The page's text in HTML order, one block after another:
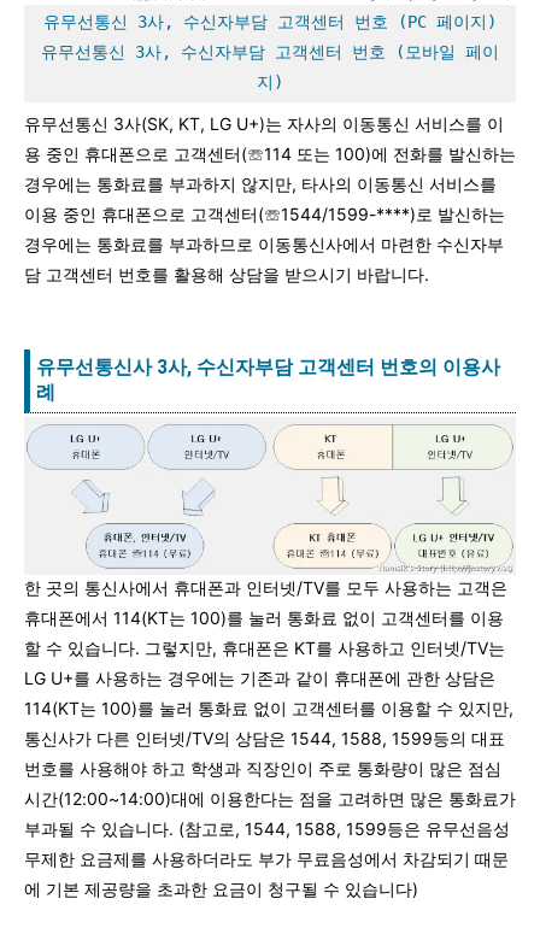
유무선통신 3사, 수신자부담 고객센터 번호 (PC 페이지)
유무선통신 3사, 수신자부담 고객센터 번호 (모바일 페이
지)
유무선통신 3사(SK, KT, LG U+)는 자사의 이동통신 서비스를 이
용 중인 휴대폰으로 고객센터(☏114 또는 100)에 전화를 발신하는
경우에는 통화료를 부과하지 않지만, 타사의 이동통신 서비스를
이용 중인 휴대폰으로 고객센터(☏1544/1599-****)로 발신하는
경우에는 통화료를 부과하므로 이동통신사에서 마련한 수신자부
담 고객센터 번호를 활용해 상담을 받으시기 바랍니다.
유무선통신사 3사, 수신자부담 고객센터 번호의 이용사
례
한 곳의 통신사에서 휴대폰과 인터넷/TV를 모두 사용하는 고객은
휴대폰에서 114(KT는 100)를 눌러 통화료 없이 고객센터를 이용
할 수 있습니다. 그렇지만, 휴대폰은 KT를 사용하고 인터넷/TV는
LG U+를 사용하는 경우에는 기존과 같이 휴대폰에 관한 상담은
114(KT는 100)를 눌러 통화료 없이 고객센터를 이용할 수 있지만,
통신사가 다른 인터넷/TV의 상담은 1544, 1588, 1599등의 대표
번호를 사용해야 하고 학생과 직장인이 주로 통화량이 많은 점심
시간(12:00~14:00)대에 이용한다는 점을 고려하면 많은 통화료가
부과될 수 있습니다. (참고로, 1544, 1588, 1599등은 유무선음성
무제한 요금제를 사용하더라도 부가 무료음성에서 차감되기 때문
에 기본 제공량을 초과한 요금이 청구될 수 있습니다)